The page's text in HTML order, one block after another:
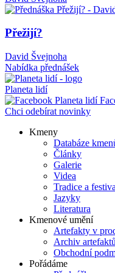
Přežijí?
David Švejnoha
Nabídka přednášek
Planeta lidí
Chci odebírat novinky
navigation
Kmeny
Databáze
Články
Galerie
Videa
Tradice a
Jazyky
Literatura
Kmenové umění
Artefakty v
Archiv artefaktů
Obchodní
Pořádáme